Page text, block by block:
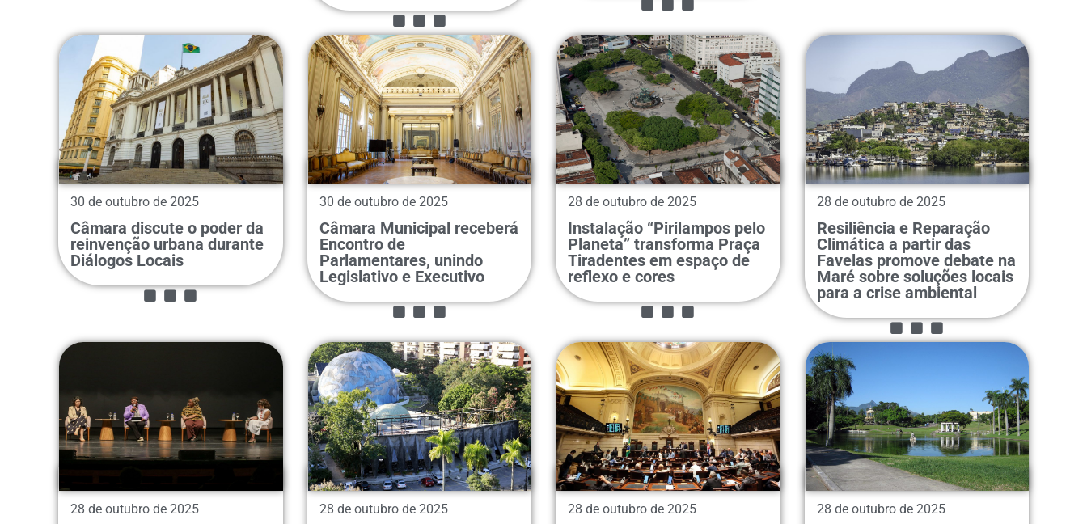
30 de outubro de 2025
Câmara discute o poder da
reinvenção urbana durante
Diálogos Locais
...
30 de outubro de 2025
Câmara Municipal receberá
Encontro de
Parlamentares, unindo
Legislativo e Executivo
...
28 de outubro de 2025
Instalação “Pirilampos pelo
Planeta” transforma Praça
Tiradentes em espaço de
reflexo e cores
...
28 de outubro de 2025
Resiliência e Reparação
Climática a partir das
Favelas promove debate na
Maré sobre soluções locais
para a crise ambiental
...
28 de outubro de 2025 28 de outubro de 2025 28 de outubro de 2025 28 de outubro de 2025